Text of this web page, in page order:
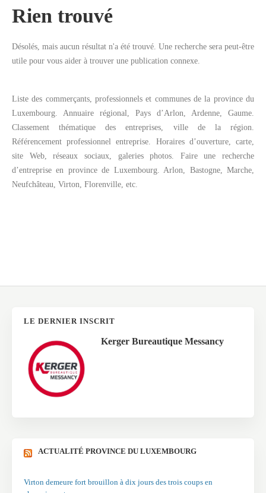
Rien trouvé
Désolés, mais aucun résultat n'a été trouvé. Une recherche sera peut-être
utile pour vous aider à trouver une publication connexe.
Liste des commerçants, professionnels et communes de la province du
Luxembourg. Annuaire régional, Pays d’Arlon, Ardenne, Gaume.
Classement thématique des entreprises, ville de la région.
Référencement professionnel entreprise. Horaires d’ouverture, carte,
site Web, réseaux sociaux, galeries photos. Faire une recherche
d’entreprise en province de Luxembourg. Arlon, Bastogne, Marche,
Neufchâteau, Virton, Florenville, etc.
LE DERNIER INSCRIT
Kerger Bureautique Messancy
ACTUALITÉ PROVINCE DU LUXEMBOURG
Virton demeure fort brouillon à dix jours des trois coups en